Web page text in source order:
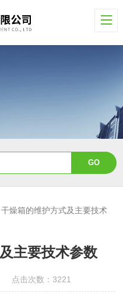
干燥箱的维护方式及主要技术
主要技术参数
点击次数：3221